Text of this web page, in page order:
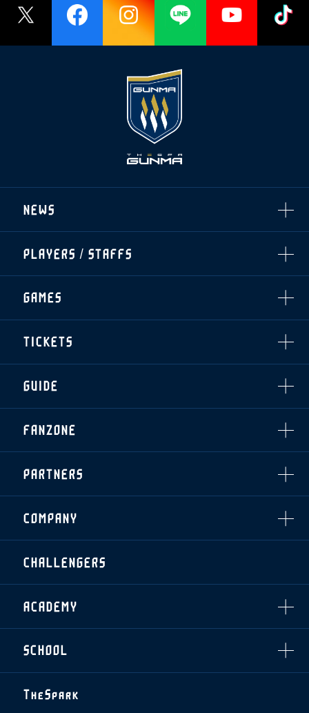
NEWS
TOPICS
CLUB
TOP TEAM
THESPARK
PLAYERS / STAFFS
トレーニング見学について
・注意事項
・練習場ごとの注意事項
GAMES
順位表
ホームイベント情報
TICKETS
・前売・当日チケット
・発売日
・優待チケット
シーズンシート
・法人シーズンシート
GUIDE
スタジアムアクセス
スタジアムルール
クラブプロパティ
ホームイベント情報
運営サポートスタッフ募集
FANZONE
ファンクラブ
グッズ
ザスパタイムズ
クラブアンバサダー
PARTNERS
アシストパートナー
ザスパ応援店紹介
ホームタウン活動
ふるさと納税
COMPANY
拠点一覧
フィロソフィー
クラブについて（エンブレム・ロゴ等）
CHALLENGERS
ACADEMY
U-18
U-15
U-12
スタッフ
SCHOOL
スタッフ
TheSpark